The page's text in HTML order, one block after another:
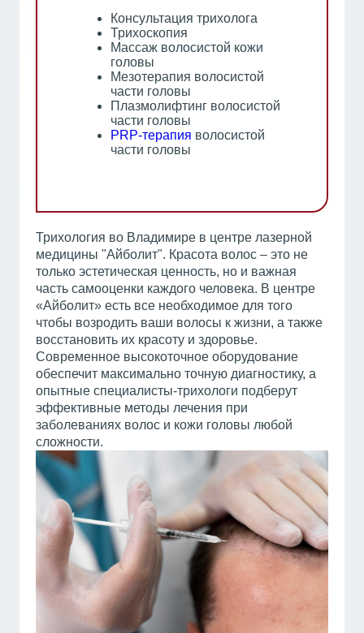
Консультация трихолога
Трихоскопия
Массаж волосистой кожи
головы
Мезотерапия волосистой
части головы
Плазмолифтинг волосистой
части головы
PRP-терапия волосистой
части головы
Трихология во Владимире в центре лазерной
медицины "Айболит". Красота волос – это не
только эстетическая ценность, но и важная
часть самооценки каждого человека. В центре
«Айболит» есть все необходимое для того
чтобы возродить ваши волосы к жизни, а также
восстановить их красоту и здоровье.
Современное высокоточное оборудование
обеспечит максимально точную диагностику, а
опытные специалисты-трихологи подберут
эффективные методы лечения при
заболеваниях волос и кожи головы любой
сложности.